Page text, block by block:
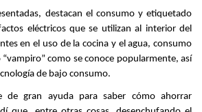
destacan el consumo y etiquetado
eléctricos que se utilizan al interior del
en el uso de la cocina y el agua, consumo
“vampiro” como se conoce popularmente, así
de bajo consumo.
de gran ayuda para saber cómo ahorrar